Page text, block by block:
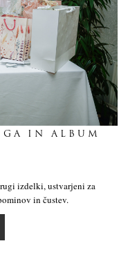
IN ALBUM
izdelki, ustvarjeni za
in čustev.